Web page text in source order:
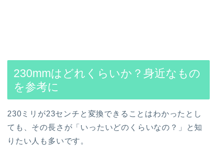
230mmはどれくらいか？身近なもの
を参考に
230ミリが23センチと変換できることはわかったとし
ても、その長さが「いったいどのくらいなの？」と知
りたい人も多いです。